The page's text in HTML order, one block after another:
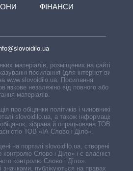
ФІНАНСИ
матеріалів, розміщених на сайті,
посилання (для інтернет-видань
www.slovoidilo.ua. Посилання
незалежно від повного або
матеріалів.
про обіцянки політиків і чиновників,
slovoidilo.ua, а також інформація про
зібрана й опрацьована ТОВ «ІА
ТОВ «ІА Слово і Діло».
на порталі slovoidilo.ua, створені ГО
Слово і Діло» і є власністю
контролю Слово і Діло».
значками, публікуються на правах